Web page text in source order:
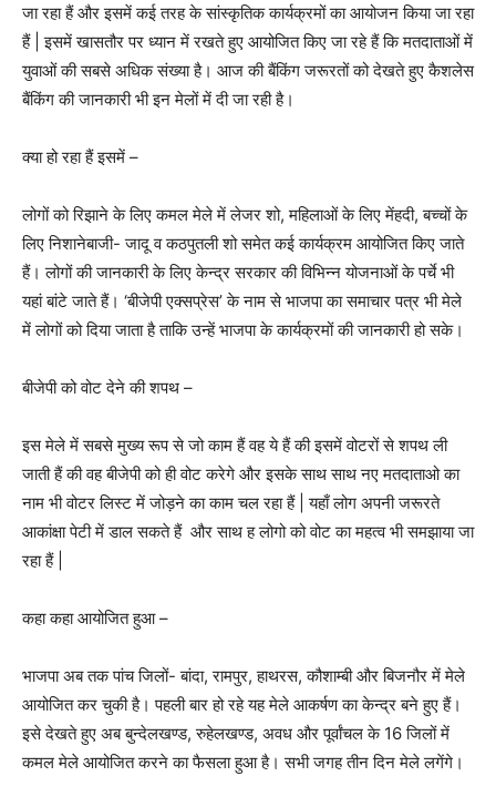
जा रहा हैं और इसमें कई तरह के सांस्कृतिक कार्यक्रमों का आयोजन किया जा रहा
हैं | इसमें खासतौर पर ध्यान में रखते हुए आयोजित किए जा रहे हैं कि मतदाताओं में
युवाओं की सबसे अधिक संख्या है। आज की बैंकिंग जरूरतों को देखते हुए कैशलेस
बैंकिंग की जानकारी भी इन मेलों में दी जा रही है।
क्या हो रहा हैं इसमें –
लोगों को रिझाने के लिए कमल मेले में लेजर शो, महिलाओं के लिए मेंहदी, बच्चों के
लिए निशानेबाजी- जादू व कठपुतली शो समेत कई कार्यक्रम आयोजित किए जाते
हैं। लोगों की जानकारी के लिए केन्द्र सरकार की विभिन्न योजनाओं के पर्चे भी
यहां बांटे जाते हैं। ‘बीजेपी एक्सप्रेस’ के नाम से भाजपा का समाचार पत्र भी मेले
में लोगों को दिया जाता है ताकि उन्हें भाजपा के कार्यक्रमों की जानकारी हो सके।
बीजेपी को वोट देने की शपथ –
इस मेले में सबसे मुख्य रूप से जो काम हैं वह ये हैं की इसमें वोटरों से शपथ ली
जाती हैं की वह बीजेपी को ही वोट करेगे और इसके साथ साथ नए मतदाताओ का
नाम भी वोटर लिस्ट में जोड़ने का काम चल रहा हैं | यहाँ लोग अपनी जरूरते
आकांक्षा पेटी में डाल सकते हैं और साथ ह लोगो को वोट का महत्व भी समझाया जा
रहा हैं |
कहा कहा आयोजित हुआ –
भाजपा अब तक पांच जिलों- बांदा, रामपुर, हाथरस, कौशाम्बी और बिजनौर में मेले
आयोजित कर चुकी है। पहली बार हो रहे यह मेले आकर्षण का केन्द्र बने हुए हैं।
इसे देखते हुए अब बुन्देलखण्ड, रुहेलखण्ड, अवध और पूर्वांचल के 16 जिलों में
कमल मेले आयोजित करने का फैसला हुआ है। सभी जगह तीन दिन मेले लगेंगे।